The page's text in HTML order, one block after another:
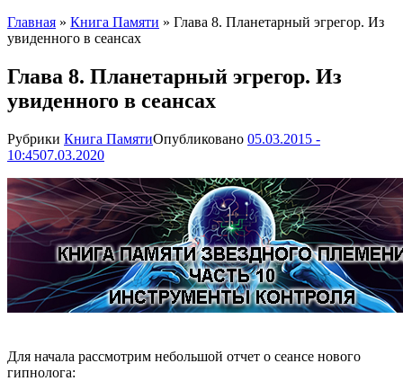
Главная » Книга Памяти » Глава 8. Планетарный эгрегор. Из
увиденного в сеансах
Глава 8. Планетарный эгрегор. Из
увиденного в сеансах
Рубрики Книга ПамятиОпубликовано 05.03.2015 -
10:4507.03.2020
Для начала рассмотрим небольшой отчет о сеансе нового
гипнолога: